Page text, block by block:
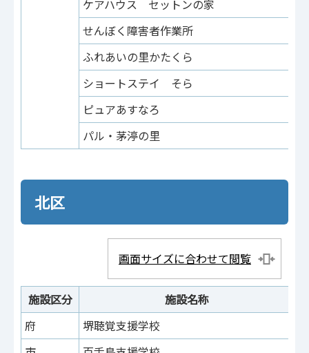
ケアハウス セットンの家
せんぼく障害者作業所
ふれあいの里かたくら
ショートステイ そら
ピュアあすなろ
パル・茅渟の里
北区
画面サイズに合わせて閲覧
施設区分
施設名称
府
堺聴覚支援学校